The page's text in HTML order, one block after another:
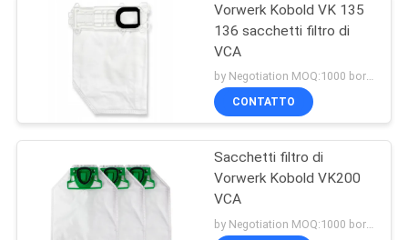
Vorwerk Kobold VK 135
136 sacchetti filtro di
VCA
by Negotiation MOQ:1000 borsa/borse
CONTATTO
Sacchetti filtro di
Vorwerk Kobold VK200
VCA
by Negotiation MOQ:1000 borsa/borse